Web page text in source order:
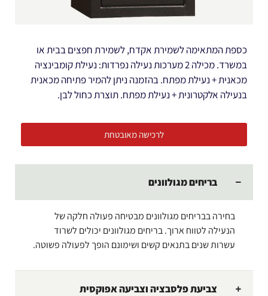
כספת המתאימה לשמירת אקדח, לשמירת חפצים בבית או
במשרד. מכילה 2 מערכות נעילה נפרדות: נעילת קומבינציה
מכאנית + נעילת מפתח. בהזמנה ניתן להמיר פתיחה מכאנית
בנעילה אלקטרונית + נעילת מפתח. תוצרת כחול לבן.
לרכישה מאובטחת
בריחים מגולוונים
בחירה בבריחים מגולוונים מבטיחה פעולה חלקה של
הנעילה לטווח ארוך. בריחים מגולוונים יכולים לשרוד
עשרות שנים בתנאים קשים ושימונם הופך לפעולה פשוטה.
צביעת פלסבציה וצביעה אפוקסית